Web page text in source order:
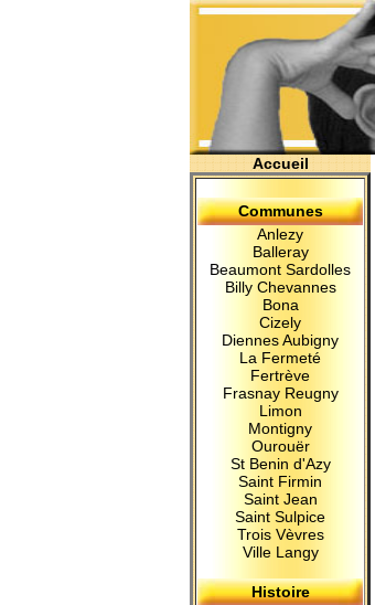
Accueil
Communes
Anlezy
Balleray
Beaumont Sardolles
Billy Chevannes
Bona
Cizely
Diennes Aubigny
La Fermeté
Fertrève
Frasnay Reugny
Limon
Montigny
Ourouër
St Benin d'Azy
Saint Firmin
Saint Jean
Saint Sulpice
Trois Vèvres
Ville Langy
Histoire